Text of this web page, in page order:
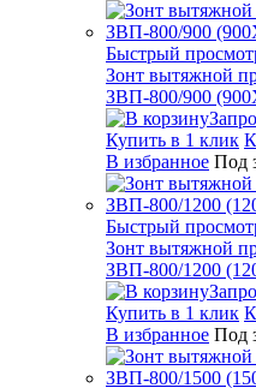
Быстрый
Зонт вытяжной
ЗВП-800/900
Купить в 1 клик
В избранное Под
Быстрый
Зонт вытяжной
ЗВП-800/1200
Купить в 1 клик
В избранное Под